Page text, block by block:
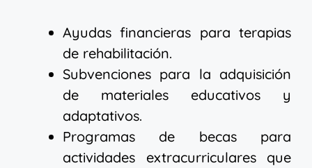
Ayudas financieras para terapias
de rehabilitación.
Subvenciones para la adquisición
de materiales educativos y
adaptativos.
Programas de becas para
actividades extracurriculares que